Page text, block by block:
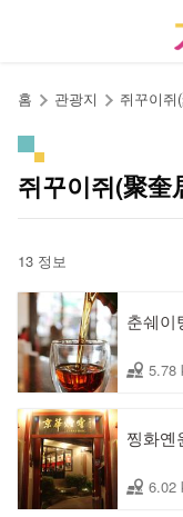
홈 관광지 쥐꾸이쥐
쥐꾸이쥐(聚奎
13 정보
춘쉐이
5.78
찡화옌
6.02